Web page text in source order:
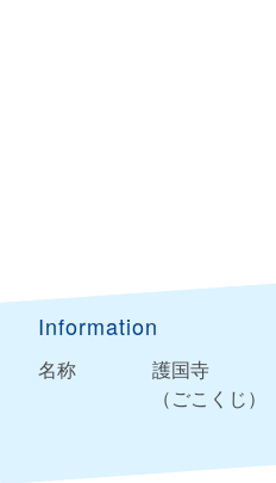
Information
名称
護国寺
（ごこくじ）